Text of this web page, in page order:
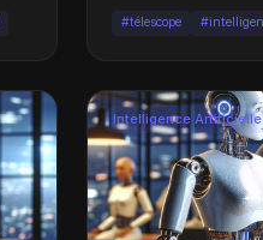
#télescope
Intelligence Artificielle